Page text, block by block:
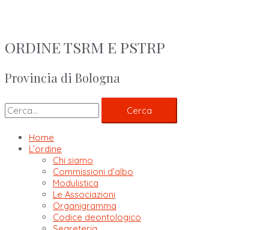
ORDINE TSRM E PSTRP
Provincia di Bologna
Cerca
Home
L’ordine
Chi siamo
Commissioni d’albo
Modulistica
Le Associazioni
Organigramma
Codice deontologico